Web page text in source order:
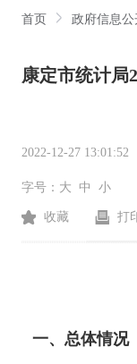
首页 政府信息公
康定市统计局
2022-12-27 13:01:52
字号： 大 中 小
收藏 打
一、总体情况